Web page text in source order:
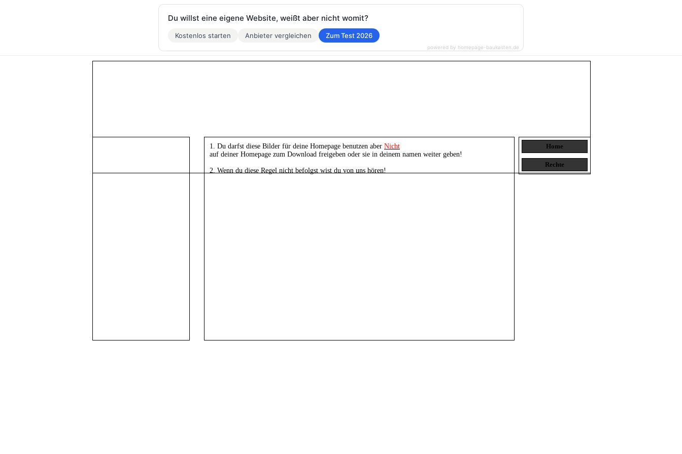
Home
Rechte
1. Du darfst diese Bilder für deine Homepage benutzen aber Nicht
auf deiner Homepage zum Download freigeben oder sie in deinem namen weiter geben!
2. Wenn du diese Regel nicht befolgst wist du von uns hören!
Du willst eine eigene Website, weißt aber nicht womit?
Kostenlos starten Anbieter vergleichen Zum Test 2026
powered by homepage-baukasten.de